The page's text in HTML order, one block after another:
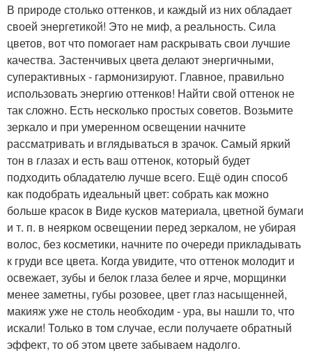
В природе столько оттенков, и каждый из них обладает
своей энергетикой! Это не миф, а реальность. Сила
цветов, вот что помогает нам раскрывать свои лучшие
качества. Застенчивых цвета делают энергичными,
суперактивных - гармонизируют. Главное, правильно
использовать энергию оттенков! Найти свой оттенок не
так сложно. Есть несколько простых советов. Возьмите
зеркало и при умеренном освещении начните
рассматривать и вглядываться в зрачок. Самый яркий
тон в глазах и есть ваш оттенок, который будет
подходить обладателю лучше всего. Ещё один способ
как подобрать идеальный цвет: собрать как можно
больше красок в Виде кусков материала, цветной бумаги
и т. п. в неярком освещении перед зеркалом, не убирая
волос, без косметики, начните по очереди прикладывать
к груди все цвета. Когда увидите, что оттенок молодит и
освежает, зубы и белок глаза белее и ярче, морщинки
менее заметны, губы розовее, цвет глаз насыщенней,
макияж уже не столь необходим - ура, вы нашли то, что
искали! Только в том случае, если получаете обратный
эффект, то об этом цвете забываем надолго.